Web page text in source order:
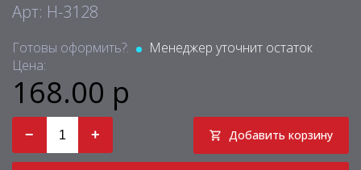
Арт: H-3128
Готовы оформить?:
Менеджер уточнит остаток
Цена:
168.00 р
− + Добавить корзину